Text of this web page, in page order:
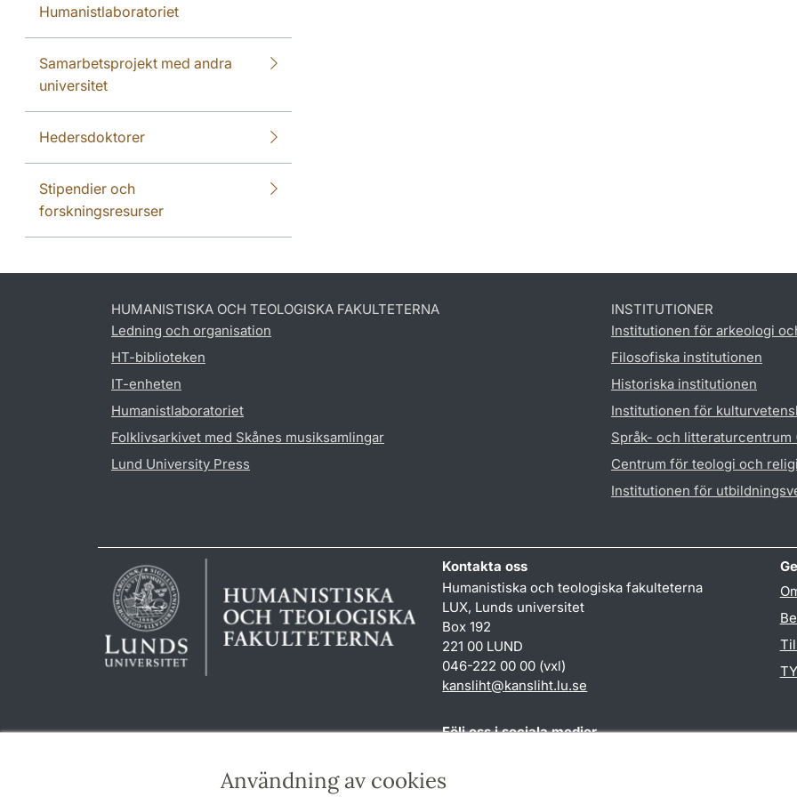
Användning av cookies
Humanistlaboratoriet
Samarbetsprojekt med andra
universitet
Hedersdoktorer
Stipendier och
forskningsresurser
HUMANISTISKA OCH TEOLOGISKA FAKULTETERNA
Ledning och organisation
HT-biblioteken
IT-enheten
Humanistlaboratoriet
Folklivsarkivet med Skånes musiksamlingar
Lund University Press
INSTITUTIONER
Institutionen för arkeologi
Filosofiska institutionen
Historiska institutionen
Institutionen för
Språk- och litteraturcentrum
Centrum för teologi och
Institutionen för
Kontakta oss
Humanistiska och teologiska fakulteterna
LUX, Lunds universitet
Box 192
221 00 LUND
046-222 00 00 (vxl)
kansliht@kansliht.lu.se
Följ oss i sociala medier